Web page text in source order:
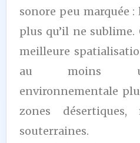
sonore peu marquée :
plus qu’il ne
meilleure
au moins
environnementale
zones désertiques,
souterraines.